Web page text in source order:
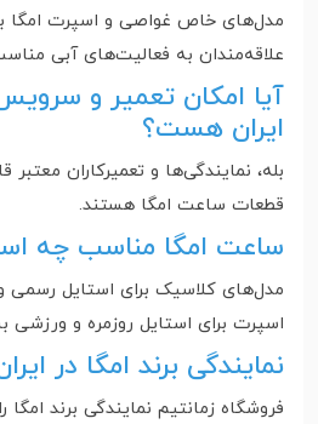
مدل‌های خاص غواصی و اسپرت امگا
علاقه‌مندان به فعالیت‌های آبی
آیا امکان تعمیر و
ایران هست؟
بله، نمایندگی‌ها و تعمیرکاران
قطعات ساعت امگا هستند.
ساعت امگا مناسب چه
مدل‌های کلاسیک برای استایل رسمی
اسپرت برای استایل روزمره و
نمایندگی برند امگا در
فروشگاه زمانتیم نمایندگی برند امگا